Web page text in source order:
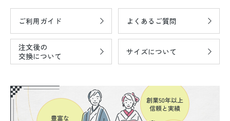
ご利用ガイド よくあるご質問
注文後の
交換について
サイズについて